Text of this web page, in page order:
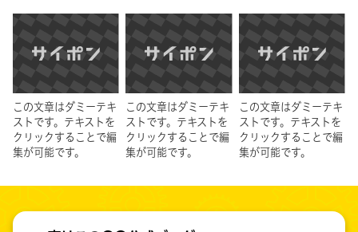
この文章はダミーテキ
ストです。テキストを
クリックすることで編
集が可能です。
この文章はダミーテキ
ストです。テキストを
クリックすることで編
集が可能です。
この文章はダミーテキ
ストです。テキストを
クリックすることで編
集が可能です。